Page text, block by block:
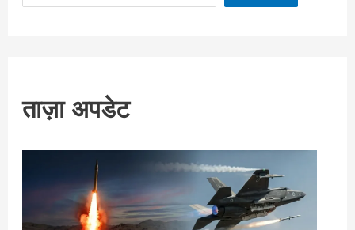
ताज़ा अपडेट